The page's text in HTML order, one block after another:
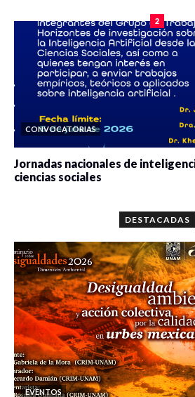
2
CONVOCATORIAS
Jornadas nacionales de
ciencias sociales
DESTACADAS
EVENTOS